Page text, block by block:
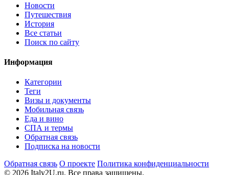
Новости
Путешествия
История
Все статьи
Поиск по сайту
Информация
Категории
Теги
Визы и документы
Мобильная связь
Еда и вино
СПА и термы
Обратная связь
Подписка на новости
Обратная связь О проекте Политика конфиденциальности
© 2026 Italy2U.ru. Все права защищены.